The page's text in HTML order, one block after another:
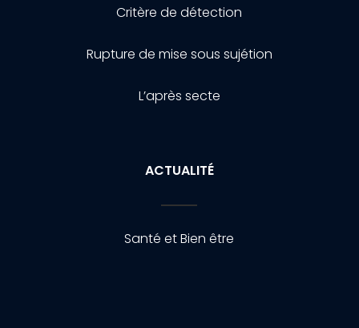
Critère de détection
Rupture de mise sous sujétion
L’après secte
ACTUALITÉ
Santé et Bien être